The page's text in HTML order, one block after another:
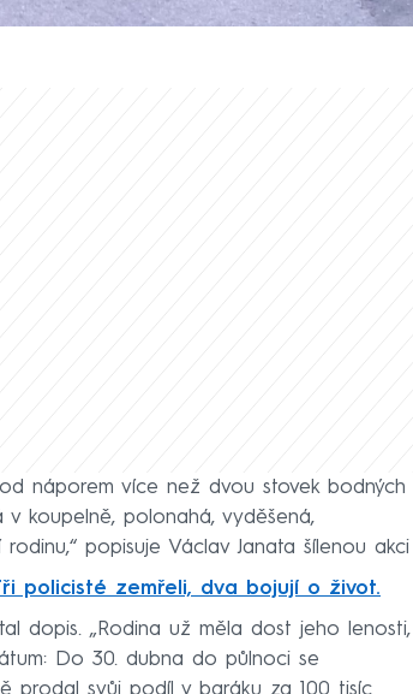
díl videopodcastu HLASY
náporem více než dvou stovek bodných
koupelně, polonahá, vyděšená,
popisuje Václav Janata šílenou akci
policisté zemřeli, dva bojují o život.
dopis. „Rodina už měla dost jeho lenosti,
Do 30. dubna do půlnoci se